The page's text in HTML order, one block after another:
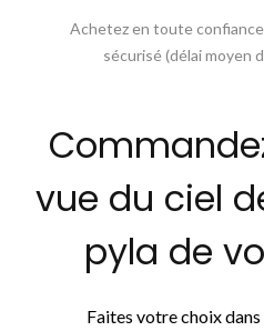
Achetez en toute
sécurisé (délai moyen
vue du ciel
pyla de
Faites votre choix dans